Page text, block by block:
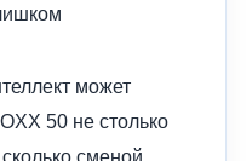
может
50 не столько
сменой